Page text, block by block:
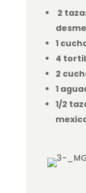
2
1
4
2
1
1/2